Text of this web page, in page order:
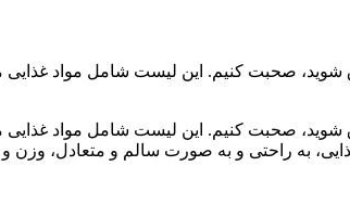
شوید، صحبت کنیم. این لیست شامل مواد غذایی
شوید، صحبت کنیم. این لیست شامل مواد غذایی
به راحتی و به صورت سالم و متعادل، وزن